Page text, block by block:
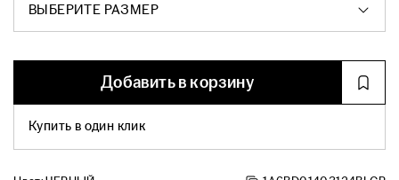
ВЫБЕРИТЕ РАЗМЕР
Добавить в корзину
Купить в один клик